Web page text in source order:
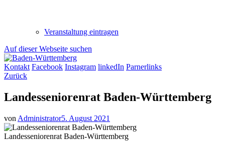
Veranstaltung eintragen
Auf dieser Webseite suchen
Kontakt Facebook Instagram linkedIn Parnerlinks
Zurück
Landesseniorenrat Baden-Württemberg
von Administrator5. August 2021
Landesseniorenrat Baden-Württemberg